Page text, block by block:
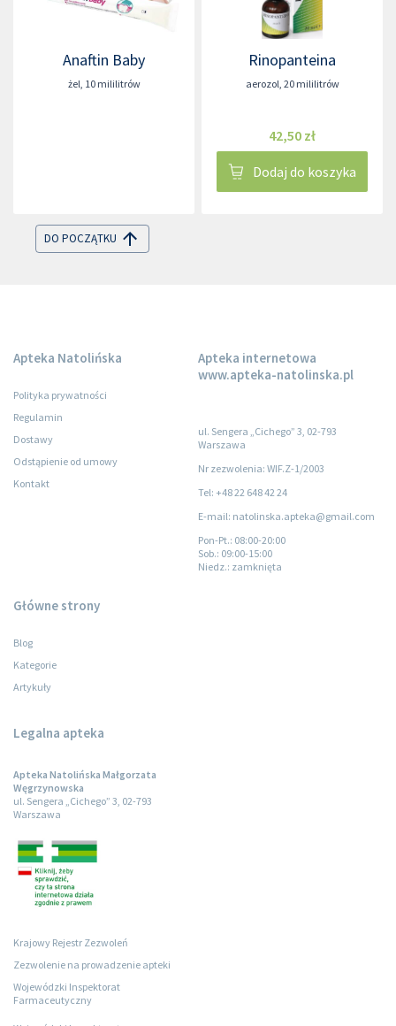
Anaftin Baby
żel, 10 mililitrów
Rinopanteina
aerozol, 20 mililitrów
42,50 zł
Dodaj do koszyka
DO POCZĄTKU
Apteka Natolińska
Polityka prywatności
Regulamin
Dostawy
Odstąpienie od umowy
Kontakt
Apteka internetowa
www.apteka-natolinska.pl
ul. Sengera „Cichego” 3, 02-793
Warszawa
Nr zezwolenia: WIF.Z-1/2003
Tel: +48 22 648 42 24
E-mail: natolinska.apteka@gmail.com
Pon-Pt.: 08:00-20:00
Sob.: 09:00-15:00
Niedz.: zamknięta
Główne strony
Blog
Kategorie
Artykuły
Legalna apteka
Apteka Natolińska Małgorzata
Węgrzynowska
ul. Sengera „Cichego” 3, 02-793
Warszawa
Krajowy Rejestr Zezwoleń
Zezwolenie na prowadzenie apteki
Wojewódzki Inspektorat
Farmaceutyczny